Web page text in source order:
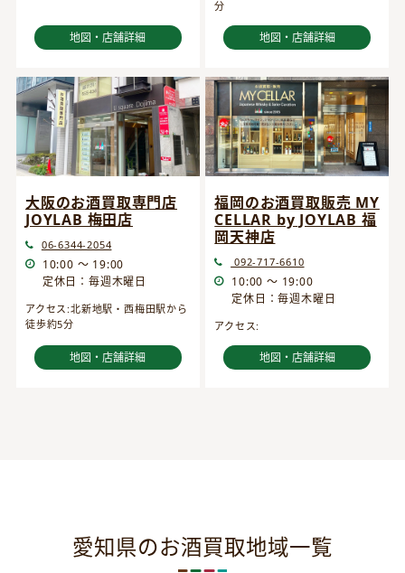
地図・店舗詳細
分
地図・店舗詳細
大阪のお酒買取専門店
JOYLAB 梅田店
06-6344-2054
10:00 ～ 19:00
定休日：毎週木曜日
アクセス:北新地駅・西梅田駅から
徒歩約5分
地図・店舗詳細
福岡のお酒買取販売 MY
CELLAR by JOYLAB 福
岡天神店
092-717-6610
10:00 ～ 19:00
定休日：毎週木曜日
アクセス:
地図・店舗詳細
愛知県のお酒買取地域一覧